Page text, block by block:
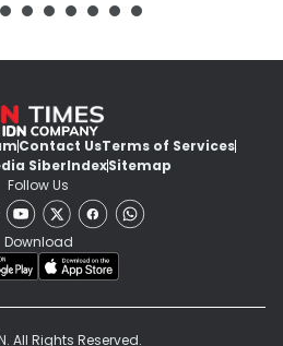
Contact UsTerms of Services
SiberIndexSitemap
Follow Us
Download
All Rights Reserved.